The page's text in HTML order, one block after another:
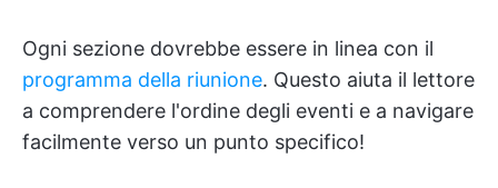
Ogni sezione dovrebbe essere in linea con il
programma della riunione. Questo aiuta il lettore
a comprendere l'ordine degli eventi e a navigare
facilmente verso un punto specifico!